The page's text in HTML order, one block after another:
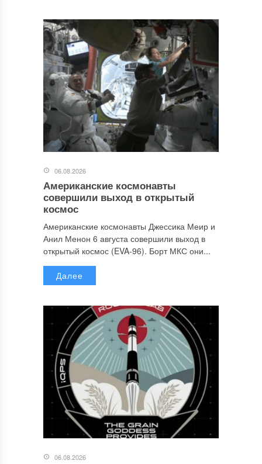
06.08.2026
Американские космонавты
совершили выход в открытый
космос
Американские космонавты Джессика Меир и
Анил Менон 6 августа совершили выход в
открытый космос (EVA-96). Борт МКС они...
Далее
06.08.2026